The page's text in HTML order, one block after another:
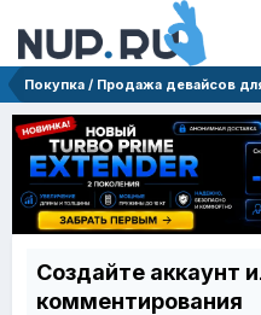
Покупка / Продажа девайсов
Создайте аккаунт
комментирования